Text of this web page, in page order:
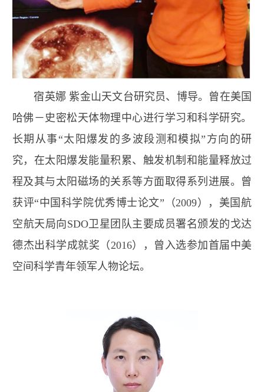
宿英娜 紫金山天文台研究员、博导。曾在美国
哈佛－史密松天体物理中心进行学习和科学研究。
长期从事“太阳爆发的多波段测和模拟”方向的研
究，在太阳爆发能量积累、触发机制和能量释放过
程及其与太阳磁场的关系等方面取得系列进展。曾
获评“中国科学院优秀博士论文”（2009），美国航
空航天局向SDO卫星团队主要成员署名颁发的戈达
德杰出科学成就奖（2016），曾入选参加首届中美
空间科学青年领军人物论坛。